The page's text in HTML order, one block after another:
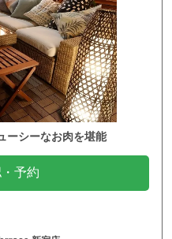
ーシーなお肉を堪能
予約